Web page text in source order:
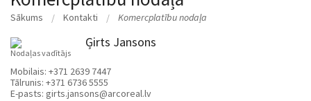
Sākums Kontakti Komercplatību nodaļa
Ģirts Jansons
Nodaļas vadītājs
Mobilais: +371 2639 7447
Tālrunis: +371 6736 5555
E-pasts: girts.jansons@arcoreal.lv